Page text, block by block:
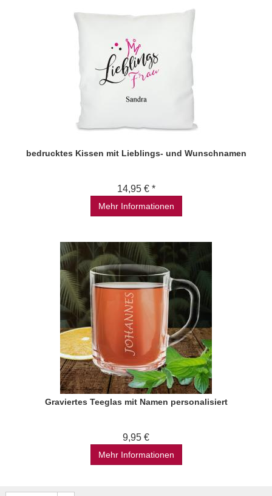
bedrucktes Kissen mit Lieblings- und Wunschnamen
14,95 € *
Mehr Informationen
Graviertes Teeglas mit Namen personalisiert
9,95 €
Mehr Informationen